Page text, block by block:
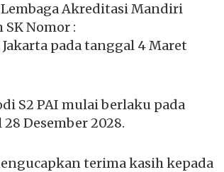
Akreditasi Mandiri
Nomor :
pada tanggal 4 Maret
S2 PAI mulai berlaku pada
Desember 2028.
terima kasih kepada